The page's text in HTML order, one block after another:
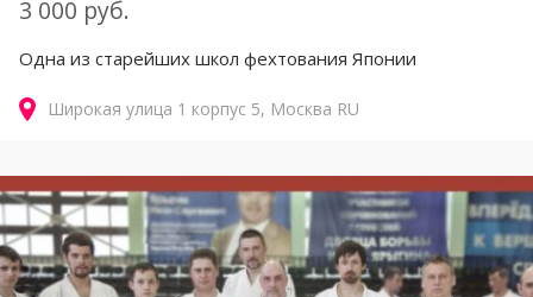
3 000 руб.
Одна из старейших школ фехтования Японии
Широкая улица 1 корпус 5 Москва RU